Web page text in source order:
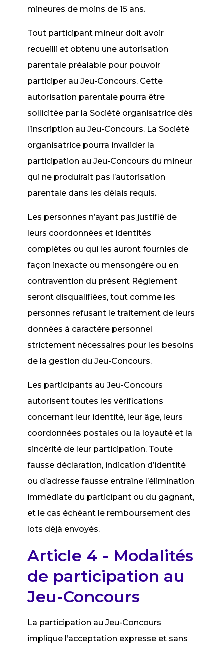
mineures de moins de 15 ans.
Tout participant mineur doit avoir
recueilli et obtenu une autorisation
parentale préalable pour pouvoir
participer au Jeu-Concours. Cette
autorisation parentale pourra être
sollicitée par la Société organisatrice dès
l’inscription au Jeu-Concours. La Société
organisatrice pourra invalider la
participation au Jeu-Concours du mineur
qui ne produirait pas l’autorisation
parentale dans les délais requis.
Les personnes n’ayant pas justifié de
leurs coordonnées et identités
complètes ou qui les auront fournies de
façon inexacte ou mensongère ou en
contravention du présent Règlement
seront disqualifiées, tout comme les
personnes refusant le traitement de leurs
données à caractère personnel
strictement nécessaires pour les besoins
de la gestion du Jeu-Concours.
Les participants au Jeu-Concours
autorisent toutes les vérifications
concernant leur identité, leur âge, leurs
coordonnées postales ou la loyauté et la
sincérité de leur participation. Toute
fausse déclaration, indication d’identité
ou d’adresse fausse entraîne l’élimination
immédiate du participant ou du gagnant,
et le cas échéant le remboursement des
lots déjà envoyés.
Article 4 - Modalités
de participation au
Jeu-Concours
La participation au Jeu-Concours
implique l’acceptation expresse et sans